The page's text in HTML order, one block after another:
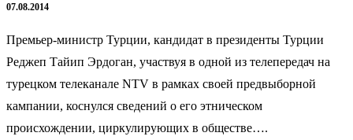
07.08.2014
Премьер-министр Турции, кандидат в президенты Турции
Реджеп Тайип Эрдоган, участвуя в одной из телепередач на
турецком телеканале NTV в рамках своей предвыборной
кампании, коснулся сведений о его этническом
происхождении, циркулирующих в обществе….